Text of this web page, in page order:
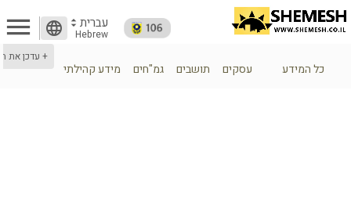
עבריתarrow_drop_up
arrow_drop_down
Hebrew
language
menu
כל המידע עסקים תושבים גמ"חים מידע קהילתי
+ עדכן את